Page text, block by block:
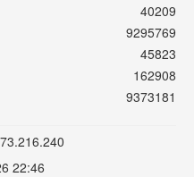
40209
9295769
45823
162908
9373181
22:46